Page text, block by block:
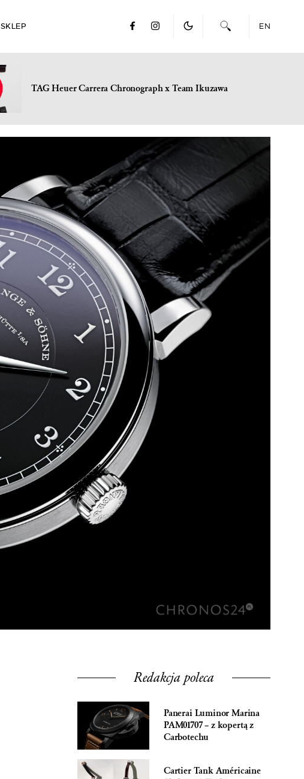
SKLEP EN
TAG Heuer Carrera Chronograph x Team Ikuzawa
Redakcja poleca
Panerai Luminor Marina
PAM01707 – z kopertą z
Carbotechu
Cartier Tank Américaine